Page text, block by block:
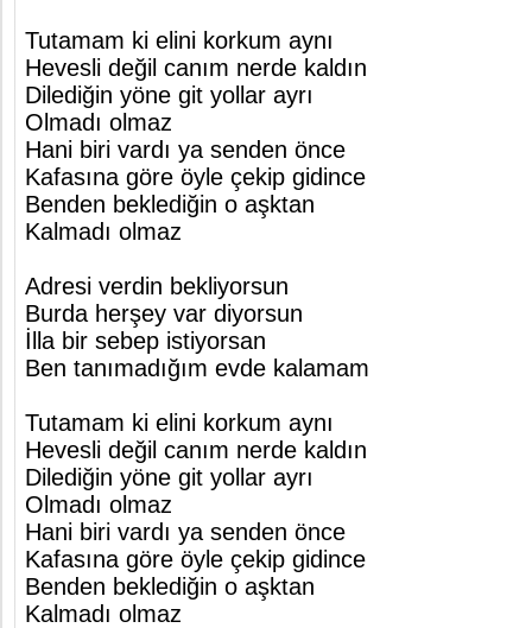
Tutamam ki elini korkum aynı
Hevesli değil canım nerde kaldın
Dilediğin yöne git yollar ayrı
Olmadı olmaz
Hani biri vardı ya senden önce
Kafasına göre öyle çekip gidince
Benden beklediğin o aşktan
Kalmadı olmaz
Adresi verdin bekliyorsun
Burda herşey var diyorsun
İlla bir sebep istiyorsan
Ben tanımadığım evde kalamam
Tutamam ki elini korkum aynı
Hevesli değil canım nerde kaldın
Dilediğin yöne git yollar ayrı
Olmadı olmaz
Hani biri vardı ya senden önce
Kafasına göre öyle çekip gidince
Benden beklediğin o aşktan
Kalmadı olmaz